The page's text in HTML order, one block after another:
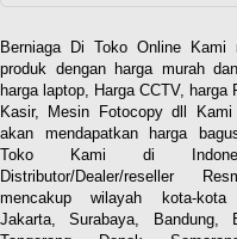
Berniaga Di Toko Online Kami
produk dengan harga murah
harga laptop, Harga CCTV, harga
Kasir, Mesin Fotocopy dll Kami
akan mendapatkan harga
Toko Kami di
Distributor/Dealer/reseller
mencakup wilayah kota-
Jakarta, Surabaya, Bandung,